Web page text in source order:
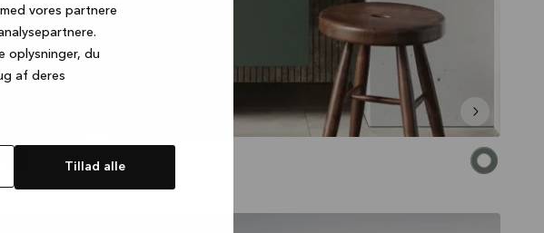
vores partnere
oplysninger, du
af deres
Tillad alle